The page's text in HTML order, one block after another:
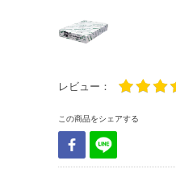
レビュー：
この商品をシェアする